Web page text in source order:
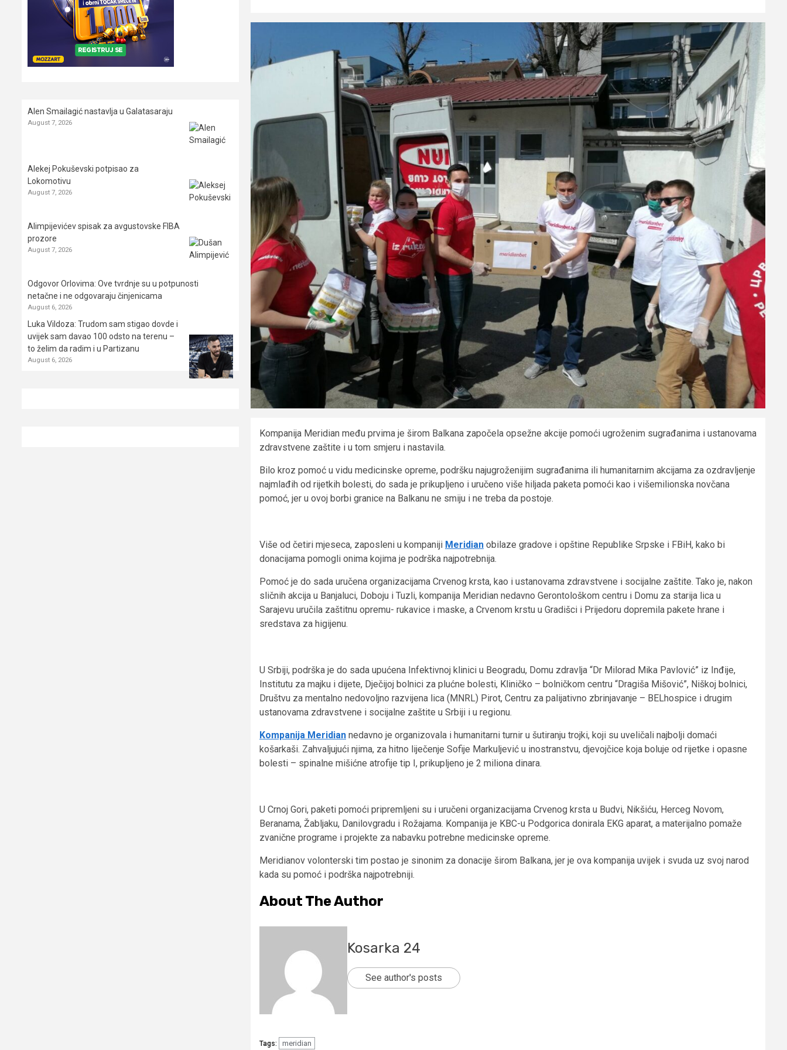
Kompanija Meridian među prvima je širom Balkana započela opsežne akcije pomoći ugroženim sugrađanima i ustanovama
zdravstvene zaštite i u tom smjeru i nastavila.
Bilo kroz pomoć u vidu medicinske opreme, podršku najugroženijim sugrađanima ili humanitarnim akcijama za ozdravljenje
najmlađih od rijetkih bolesti, do sada je prikupljeno i uručeno više hiljada paketa pomoći kao i višemilionska novčana
pomoć, jer u ovoj borbi granice na Balkanu ne smiju i ne treba da postoje.
Više od četiri mjeseca, zaposleni u kompaniji Meridian obilaze gradove i opštine Republike Srpske i FBiH, kako bi
donacijama pomogli onima kojima je podrška najpotrebnija.
Pomoć je do sada uručena organizacijama Crvenog krsta, kao i ustanovama zdravstvene i socijalne zaštite. Tako je, nakon
sličnih akcija u Banjaluci, Doboju i Tuzli, kompanija Meridian nedavno Gerontološkom centru i Domu za starija lica u
Sarajevu uručila zaštitnu opremu- rukavice i maske, a Crvenom krstu u Gradišci i Prijedoru dopremila pakete hrane i
sredstava za higijenu.
U Srbiji, podrška je do sada upućena Infektivnoj klinici u Beogradu, Domu zdravlja “Dr Milorad Mika Pavlović” iz Inđije,
Institutu za majku i dijete, Dječijoj bolnici za plućne bolesti, Kliničko – bolničkom centru “Dragiša Mišović”, Niškoj bolnici,
Društvu za mentalno nedovoljno razvijena lica (MNRL) Pirot, Centru za palijativno zbrinjavanje – BELhospice i drugim
ustanovama zdravstvene i socijalne zaštite u Srbiji i u regionu.
Kompanija Meridian nedavno je organizovala i humanitarni turnir u šutiranju trojki, koji su uveličali najbolji domaći
košarkaši. Zahvaljujući njima, za hitno liječenje Sofije Markuljević u inostranstvu, djevojčice koja boluje od rijetke i opasne
bolesti – spinalne mišićne atrofije tip I, prikupljeno je 2 miliona dinara.
U Crnoj Gori, paketi pomoći pripremljeni su i uručeni organizacijama Crvenog krsta u Budvi, Nikšiću, Herceg Novom,
Beranama, Žabljaku, Danilovgradu i Rožajama. Kompanija je KBC-u Podgorica donirala EKG aparat, a materijalno pomaže
zvanične programe i projekte za nabavku potrebne medicinske opreme.
Meridianov volonterski tim postao je sinonim za donacije širom Balkana, jer je ova kompanija uvijek i svuda uz svoj narod
kada su pomoć i podrška najpotrebniji.
About The Author
Kosarka 24
See author's posts
Tags: meridian
Alen Smailagić nastavlja u Galatasaraju
August 7, 2026
Alekej Pokuševski potpisao za
Lokomotivu
August 7, 2026
Alimpijevićev spisak za avgustovske FIBA
prozore
August 7, 2026
Odgovor Orlovima: ​Ove tvrdnje su u potpunosti
netačne i ne odgovaraju činjenicama
August 6, 2026
Luka Vildoza: Trudom sam stigao dovde i
uvijek sam davao 100 odsto na terenu –
to želim da radim i u Partizanu
August 6, 2026